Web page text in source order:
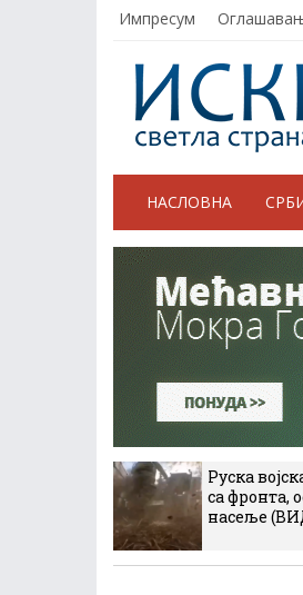
Импресум
НАСЛОВНА
Руска
са фронта,
насеље